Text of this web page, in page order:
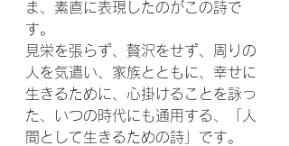
ま、素直に表現したのがこの詩で
す。
見栄を張らず、贅沢をせず、周りの
人を気遣い、家族とともに、幸せに
生きるために、心掛けることを詠っ
た、いつの時代にも通用する、「人
間として生きるための詩」です。